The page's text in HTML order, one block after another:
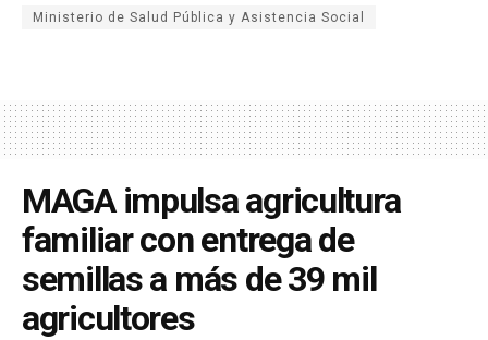
Ministerio de Salud Pública y Asistencia Social
MAGA impulsa agricultura
familiar con entrega de
semillas a más de 39 mil
agricultores